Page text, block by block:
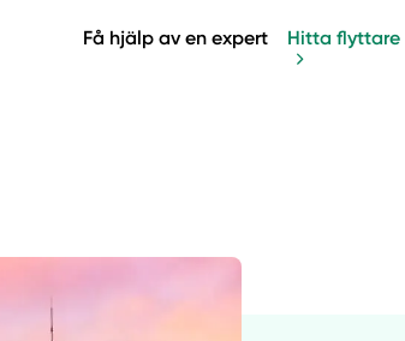
Få hjälp av en expert Hitta flyttare